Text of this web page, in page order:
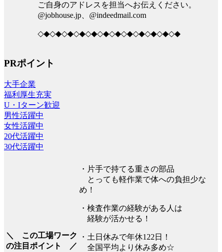
ご自身のアドレスを担当へお伝えください。
@jobhouse.jp、@indeedmail.com
◇◆◇◆◇◆◇◆◇◆◇◆◇◆◇◆◇◆◇◆◇◆◇◆
PRポイント
大手企業
福利厚生充実
U・Iターン歓迎
男性活躍中
女性活躍中
20代活躍中
30代活躍中
＼ この工場ワーク
の注目ポイント ／
・片手で持てる重さの部品
とっても軽作業で体への負担少な
め！
・検査作業の経験がある人は
経験が活かせる！
・土日休みで年休122日！
全国平均より休み多め☆